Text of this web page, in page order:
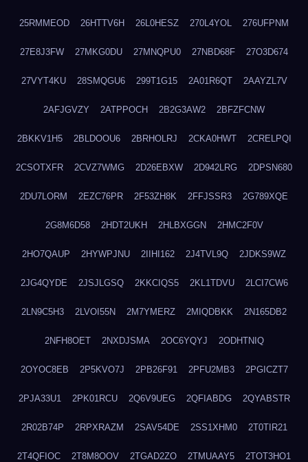
25RMMEOD 26HTTV6H 26L0HESZ 270L4YOL 276UFPNM
27E8J3FW 27MKG0DU 27MNQPU0 27NBD68F 27O3D674
27VYT4KU 28SMQGU6 299T1G15 2A01R6QT 2AAYZL7V
2AFJGVZY 2ATPPOCH 2B2G3AW2 2BFZFCNW
2BKKV1H5 2BLDOOU6 2BRHOLRJ 2CKA0HWT 2CRELPQI
2CSOTXFR 2CVZ7WMG 2D26EBXW 2D942LRG 2DPSN680
2DU7LORM 2EZC76PR 2F53ZH8K 2FFJSSR3 2G789XQE
2G8M6D58 2HDT2UKH 2HLBXGGN 2HMC2F0V
2HO7QAUP 2HYWPJNU 2IIHI162 2J4TVL9Q 2JDKS9WZ
2JG4QYDE 2JSJLGSQ 2KKCIQS5 2KL1TDVU 2LCI7CW6
2LN9C5H3 2LVOI55N 2M7YMERZ 2MIQDBKK 2N165DB2
2NFH8OET 2NXDJSMA 2OC6YQYJ 2ODHTNIQ
2OYOC8EB 2P5KVO7J 2PB26F91 2PFU2MB3 2PGICZT7
2PJA33U1 2PK01RCU 2Q6V9UEG 2QFIABDG 2QYABSTR
2R02B74P 2RPXRAZM 2SAV54DE 2SS1XHM0 2T0TIR21
2T4QFIOC 2T8M8OOV 2TGAD2ZO 2TMUAAY5 2TOT3HO1